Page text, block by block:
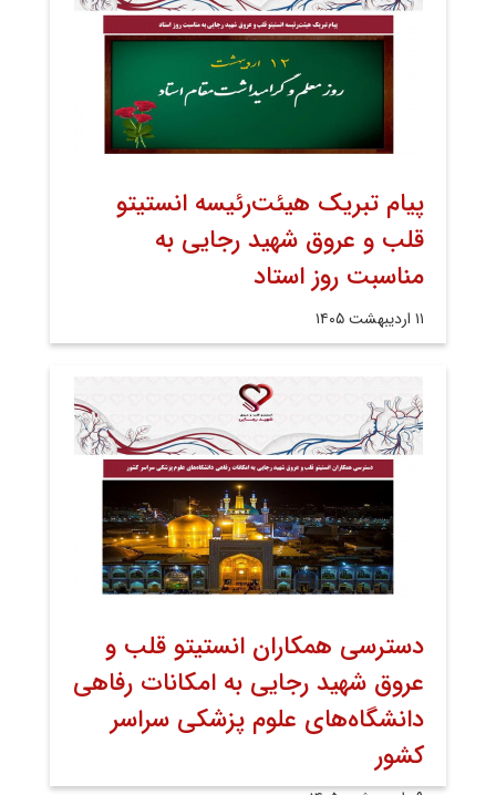
پیام تبریک هیئت‌رئیسه انستیتو
قلب و عروق شهید رجایی به
مناسبت روز استاد
۱۱ اردیبهشت ۱۴۰۵
دسترسی همکاران انستیتو قلب و
عروق شهید رجایی به امکانات رفاهی
دانشگاه‌های علوم پزشکی سراسر
کشور